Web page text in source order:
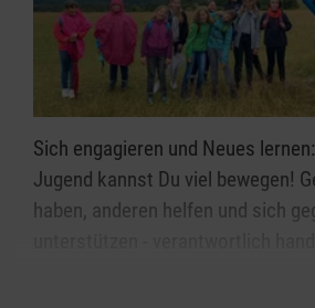
Sich engagieren und Neues
Jugend kannst Du viel bewegen!
haben, anderen helfen und sich
Gruppe wachsen - Freizeit